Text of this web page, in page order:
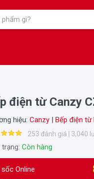
điện từ Canzy
hiệu: Canzy | Bếp điện từ
253 đánh giá | 3,040
trạng: Còn hàng
sốc Online